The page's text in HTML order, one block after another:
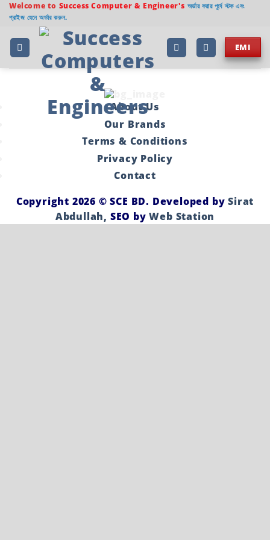
Welcome to Success Computer & Engineer's অর্ডার করার পূর্বে স্টক এবং
প্রাইজ যেনে অর্ডার করুন.
EMI
About Us
Our Brands
Terms & Conditions
Privacy Policy
Contact
Copyright 2026 ©SCE BD. Developed bySirat
Abdullah, SEO byWeb Station